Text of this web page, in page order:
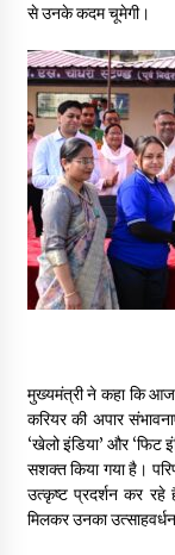
से उनके कदम चूमेगी।
मुख्यमंत्री ने कहा कि
करियर की अपार
‘खेलो इंडिया’ और ‘फिट
सशक्त किया गया है।
उत्कृष्ट प्रदर्शन कर रहे
मिलकर उनका